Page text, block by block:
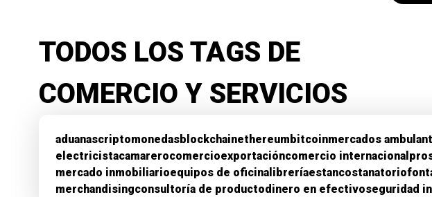
TODOS LOS TAGS DE
COMERCIO Y SERVICIOS
aduanascriptomonedasblockchainethereum bitcoinmercados
electricistacamarerocomercioexportacióncomercio internacional
mercado inmobiliarioequipos de oficina libreríaestancostanatorio
merchandisingconsultoría de productodinero en efectivoseguridad